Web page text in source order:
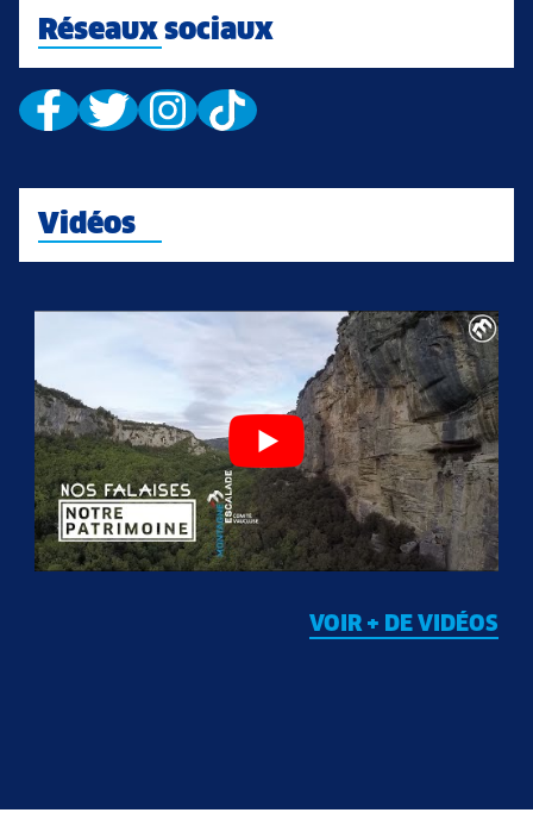
Réseaux sociaux
Vidéos
VOIR + DE VIDÉOS